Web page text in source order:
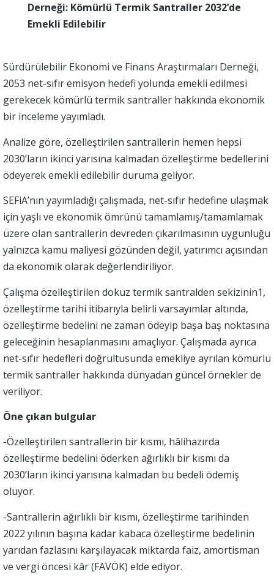
Derneği: Kömürlü Termik Santraller 2032’de
Emekli Edilebilir
Sürdürülebilir Ekonomi ve Finans Araştırmaları Derneği,
2053 net-sıfır emisyon hedefi yolunda emekli edilmesi
gerekecek kömürlü termik santraller hakkında ekonomik
bir inceleme yayımladı.
Analize göre, özelleştirilen santrallerin hemen hepsi
2030’ların ikinci yarısına kalmadan özelleştirme bedellerini
ödeyerek emekli edilebilir duruma geliyor.
SEFiA’nın yayımladığı çalışmada, net-sıfır hedefine ulaşmak
için yaşlı ve ekonomik ömrünü tamamlamış/tamamlamak
üzere olan santrallerin devreden çıkarılmasının uygunluğu
yalnızca kamu maliyesi gözünden değil, yatırımcı açısından
da ekonomik olarak değerlendiriliyor.
Çalışma özelleştirilen dokuz termik santralden sekizinin1,
özelleştirme tarihi itibarıyla belirli varsayımlar altında,
özelleştirme bedelini ne zaman ödeyip başa baş noktasına
geleceğinin hesaplanmasını amaçlıyor. Çalışmada ayrıca
net-sıfır hedefleri doğrultusunda emekliye ayrılan kömürlü
termik santraller hakkında dünyadan güncel örnekler de
veriliyor.
Öne çıkan bulgular
-Özelleştirilen santrallerin bir kısmı, hâlihazırda
özelleştirme bedelini öderken ağırlıklı bir kısmı da
2030’ların ikinci yarısına kalmadan bu bedeli ödemiş
oluyor.
-Santrallerin ağırlıklı bir kısmı, özelleştirme tarihinden
2022 yılının başına kadar kabaca özelleştirme bedelinin
yarıdan fazlasını karşılayacak miktarda faiz, amortisman
ve vergi öncesi kâr (FAVÖK) elde ediyor.